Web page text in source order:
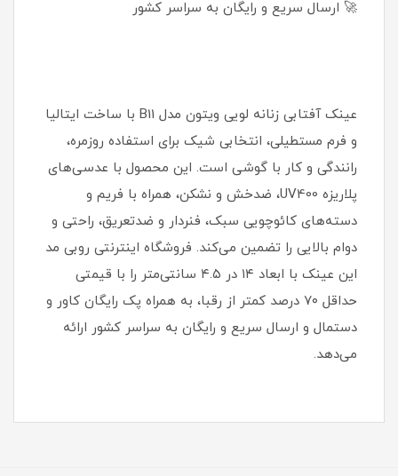
🚀 ارسال سریع و رایگان به سراسر کشور
عینک آفتابی زنانه لویی ویتون مدل B11 با ساخت ایتالیا
و فرم مستطیلی، انتخابی شیک برای استفاده روزمره،
رانندگی و کار با گوشی است. این محصول با عدسی‌های
پلاریزه UV400، ضدخش و نشکن، همراه با فریم و
دسته‌های کائوچویی سبک، فنردار و ضدتعریق، راحتی و
دوام بالایی را تضمین می‌کند. فروشگاه اینترنتی روبی مد
این عینک با ابعاد ۱۴ در ۴.۵ سانتی‌متر را با قیمتی
حداقل ۷۰ درصد کمتر از رقبا، به همراه پک رایگان کاور و
دستمال و ارسال سریع و رایگان به سراسر کشور ارائه
می‌دهد.